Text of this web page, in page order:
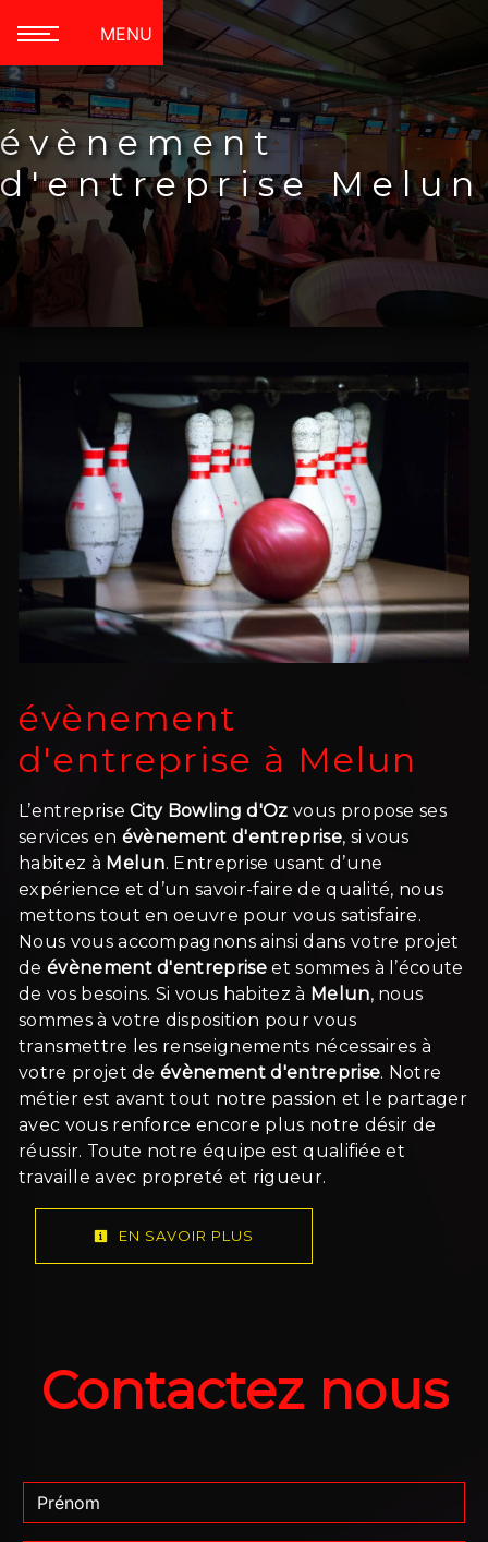
MENU
évènement
d'entreprise Melun
évènement
d'entreprise à Melun
L’entrepriseCity Bowling d'Oz vous propose ses
services en évènement d'entreprise, si vous
habitez à Melun. Entreprise usant d’une
expérience et d’un savoir-faire de qualité, nous
mettons tout en oeuvre pour vous satisfaire.
Nous vous accompagnons ainsi dans votre projet
de évènement d'entreprise et sommes à l’écoute
de vos besoins. Si vous habitez à Melun, nous
sommes à votre disposition pour vous
transmettre les renseignements nécessaires à
votre projet deévènement d'entreprise. Notre
métier est avant tout notre passion et le partager
avec vous renforce encore plus notre désir de
réussir. Toute notre équipe est qualifiée et
travaille avec propreté et rigueur.
EN SAVOIR PLUS
Contactez nous
Panneau de gestion des cookies